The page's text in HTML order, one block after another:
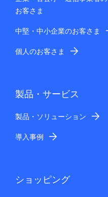
お客さま
中堅・中小企業のお客さま
個人のお客さま
製品・サービス
製品・ソリューション
導入事例
ショッピング